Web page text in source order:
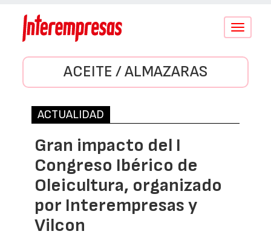
Conmutar
ACEITE / ALMAZARAS
ACTUALIDAD
Gran impacto del I
Congreso Ibérico de
Oleicultura, organizado
por Interempresas y
Vilcon